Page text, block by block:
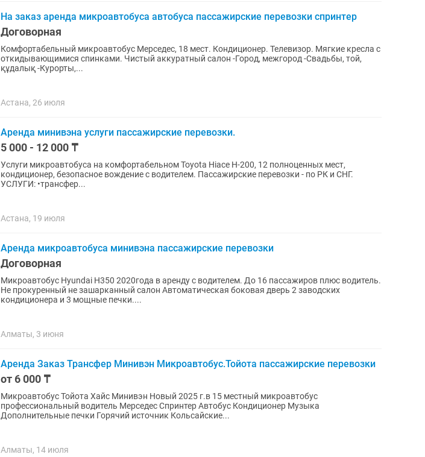
На заказ аренда микроавтобуса автобуса пассажирские перевозки спринтер
Договорная
Комфортабельный микроавтобус Мерседес, 18 мест. Кондиционер. Телевизор. Мягкие кресла с
откидывающимися спинками. Чистый аккуратный салон -Город, межгород -Свадьбы, той,
құдалық -Курорты,...
Астана, 26 июля
Аренда минивэна услуги пассажирские перевозки.
5 000 - 12 000 ₸
Услуги микроавтобуса на комфортабельном Toyota Hiace H-200, 12 полноценных мест,
кондиционер, безопасное вождение с водителем. Пассажирские перевозки - по РК и СНГ.
УСЛУГИ: •трансфер...
Астана, 19 июля
Аренда микроавтобуса минивэна пассажирские перевозки
Договорная
Микроавтобус Hyundai H350 2020года в аренду с водителем. До 16 пассажиров плюс водитель.
Не прокуренный не зашарканный салон Автоматическая боковая дверь 2 заводских
кондиционера и 3 мощные печки....
Алматы, 3 июня
Аренда Заказ Трансфер Минивэн Микроавтобус.Тойота пассажирские перевозки
от 6 000 ₸
Микроавтобус Тойота Хайс Минивэн Новый 2025 г.в 15 местный микроавтобус
профессиональный водитель Мерседес Спринтер Автобус Кондиционер Музыка
Дополнительные печки Горячий источник Кольсайские...
Алматы, 14 июля